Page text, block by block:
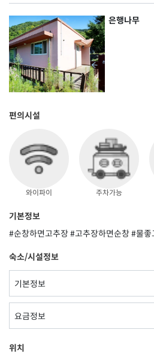
은행나무
편의시설
와이파이 주차가능
기본정보
#순창하면고추장 #고추장하면순창 #물
숙소/시설정보
기본정보
요금정보
위치